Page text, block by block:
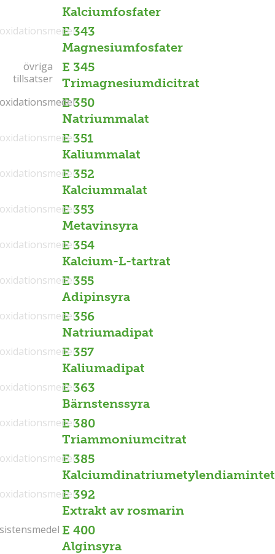
Kalciumfosfater
E 343
Magnesiumfosfater
E 345
Trimagnesiumdicitrat
övriga
tillsatser
övriga
tillsatser
E 350
Natriummalat
E 351
Kaliummalat
E 352
Kalciummalat
E 353
Metavinsyra
E 354
Kalcium-L-tartrat
E 355
Adipinsyra
E 356
Natriumadipat
E 357
Kaliumadipat
E 363
Bärnstenssyra
E 380
Triammoniumcitrat
E 385
E 392
Extrakt av rosmarin
E 400
Alginsyra